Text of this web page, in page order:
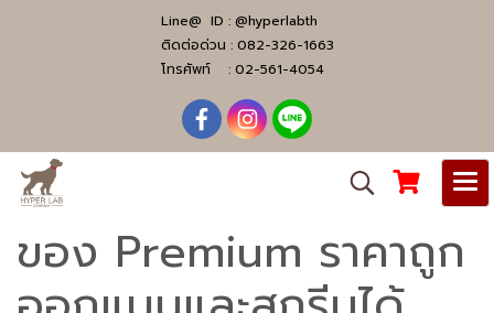
Line@ ID : @hyperlabth
ติดต่อด่วน : 082-326-1663
โทรศัพท์ : 02-561-4054
ของ Premium ราคาถูก